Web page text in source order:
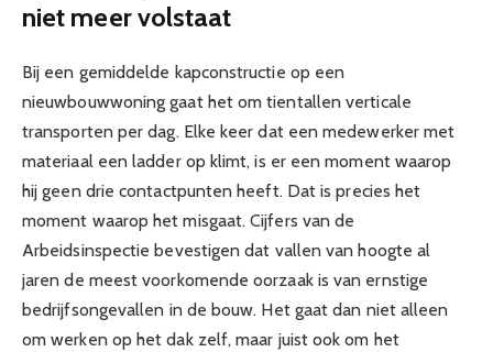
niet meer volstaat
Bij een gemiddelde kapconstructie op een
nieuwbouwwoning gaat het om tientallen verticale
transporten per dag. Elke keer dat een medewerker met
materiaal een ladder op klimt, is er een moment waarop
hij geen drie contactpunten heeft. Dat is precies het
moment waarop het misgaat. Cijfers van de
Arbeidsinspectie bevestigen dat vallen van hoogte al
jaren de meest voorkomende oorzaak is van ernstige
bedrijfsongevallen in de bouw. Het gaat dan niet alleen
om werken op het dak zelf, maar juist ook om het